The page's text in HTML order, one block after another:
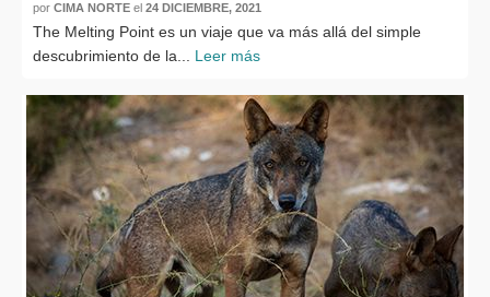
por CIMA NORTE el 24 DICIEMBRE, 2021
The Melting Point es un viaje que va más allá del simple
descubrimiento de la... Leer más